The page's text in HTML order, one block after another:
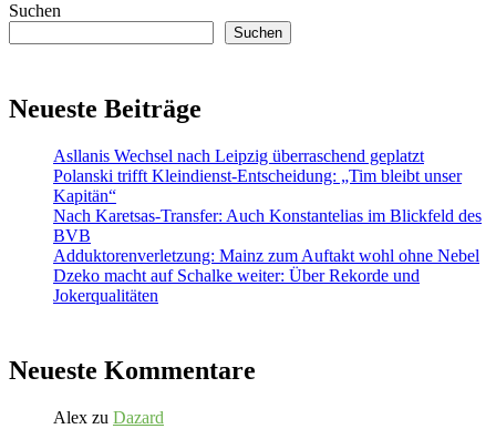
Suchen
Suchen
Neueste Beiträge
Asllanis Wechsel nach Leipzig überraschend geplatzt
Polanski trifft Kleindienst-Entscheidung: „Tim bleibt unser
Kapitän“
Nach Karetsas-Transfer: Auch Konstantelias im Blickfeld des
BVB
Adduktorenverletzung: Mainz zum Auftakt wohl ohne Nebel
Dzeko macht auf Schalke weiter: Über Rekorde und
Jokerqualitäten
Neueste Kommentare
Alex zu Dazard